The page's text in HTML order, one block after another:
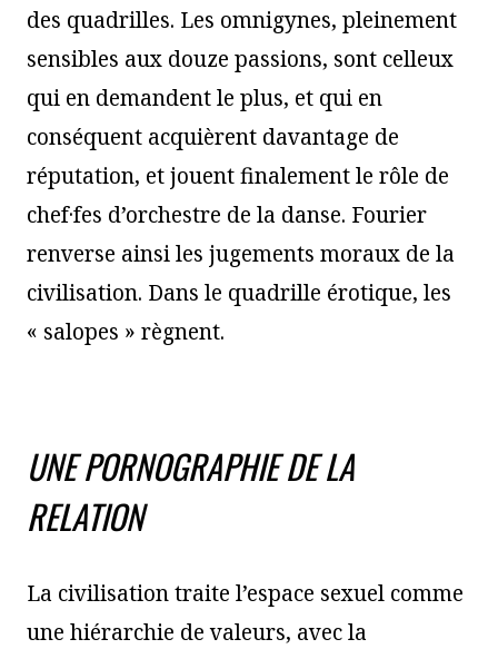
des quadrilles. Les omnigynes, pleinement
sensibles aux douze passions, sont celleux
qui en demandent le plus, et qui en
conséquent acquièrent davantage de
réputation, et jouent finalement le rôle de
chef·fes d’orchestre de la danse. Fourier
renverse ainsi les jugements moraux de la
civilisation. Dans le quadrille érotique, les
« salopes » règnent.
UNE PORNOGRAPHIE DE LA
RELATION
La civilisation traite l’espace sexuel comme
une hiérarchie de valeurs, avec la